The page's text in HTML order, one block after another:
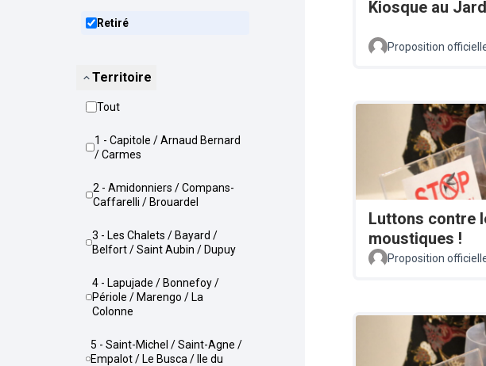
Retiré
Territoire
Tout
1 - Capitole / Arnaud Bernard
/ Carmes
2 - Amidonniers / Compans-
Caffarelli / Brouardel
3 - Les Chalets / Bayard /
Belfort / Saint Aubin / Dupuy
4 - Lapujade / Bonnefoy /
Périole / Marengo / La
Colonne
5 - Saint-Michel / Saint-Agne /
Empalot / Le Busca / Ile du
Kiosque au
Proposition
Luttons contre
moustiques !
Proposition